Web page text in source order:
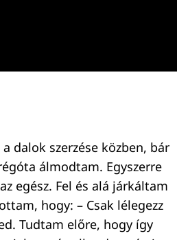
dalok szerzése közben, bár
álmodtam. Egyszerre
egész. Fel és alá járkáltam
hogy: – Csak lélegezz
Tudtam előre, hogy így